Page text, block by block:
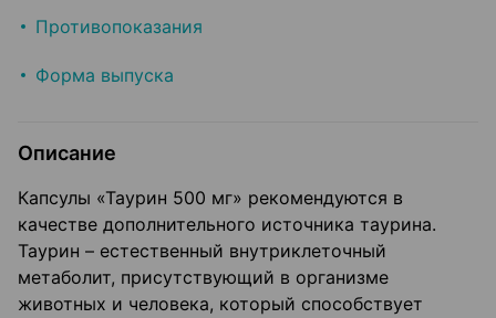
Противопоказания
Форма выпуска
Описание
Капсулы «Таурин 500 мг» рекомендуются в
качестве дополнительного источника таурина.
Таурин – естественный внутриклеточный
метаболит, присутствующий в организме
животных и человека, который способствует